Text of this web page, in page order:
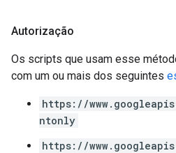
Autorização
Os scripts que usam esse
com um ou mais dos seguintes
https://
ntonly
https://